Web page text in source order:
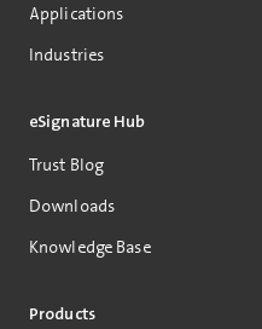
Applications
Industries
eSignature Hub
Trust Blog
Downloads
Knowledge Base
Products